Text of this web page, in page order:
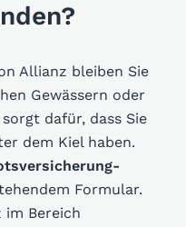
Allianz bleiben Sie
Gewässern oder
dafür, dass Sie
dem Kiel haben.
Formular.
Bereich